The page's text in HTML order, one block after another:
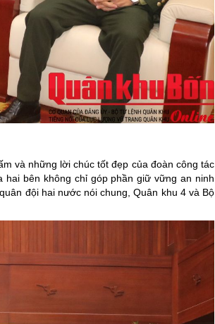
và những lời chúc tốt đẹp của đoàn công tác
bên không chỉ góp phần giữ vững an ninh
đội hai nước nói chung, Quân khu 4 và Bộ